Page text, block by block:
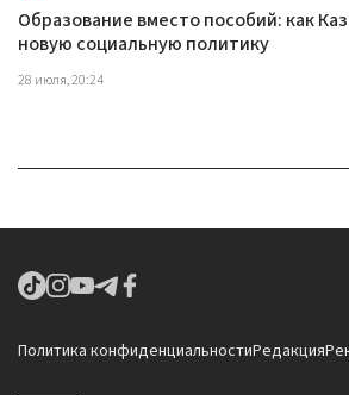
Образование вместо пособий: как
новую социальную политику
28 июля, 20:24
Политика конфиденциальностиРедакция